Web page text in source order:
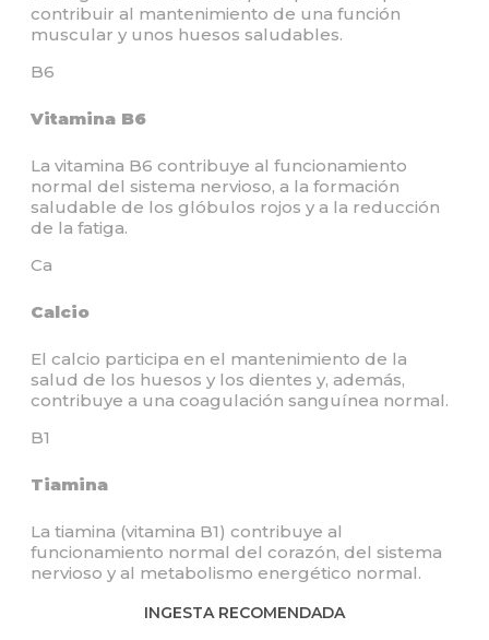
contribuir al mantenimiento de una función
muscular y unos huesos saludables.
B6
Vitamina B6
La vitamina B6 contribuye al funcionamiento
normal del sistema nervioso, a la formación
saludable de los glóbulos rojos y a la reducción
de la fatiga.
Ca
Calcio
El calcio participa en el mantenimiento de la
salud de los huesos y los dientes y, además,
contribuye a una coagulación sanguínea normal.
B1
Tiamina
La tiamina (vitamina B1) contribuye al
funcionamiento normal del corazón, del sistema
nervioso y al metabolismo energético normal.
INGESTA RECOMENDADA